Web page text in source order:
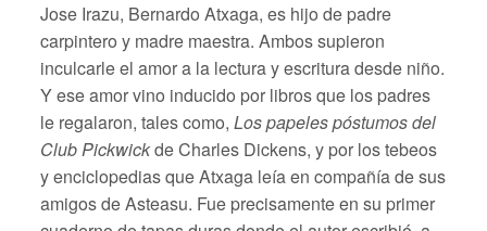
Jose Irazu, Bernardo Atxaga, es hijo de padre
carpintero y madre maestra. Ambos supieron
inculcarle el amor a la lectura y escritura desde niño.
Y ese amor vino inducido por libros que los padres
le regalaron, tales como, Los papeles póstumos del
Club Pickwickde Charles Dickens, y por los tebeos
y enciclopedias que Atxaga leía en compañía de sus
amigos de Asteasu. Fue precisamente en su primer